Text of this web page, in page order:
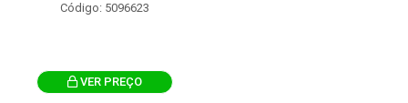
Código: 5096623
VER PREÇO